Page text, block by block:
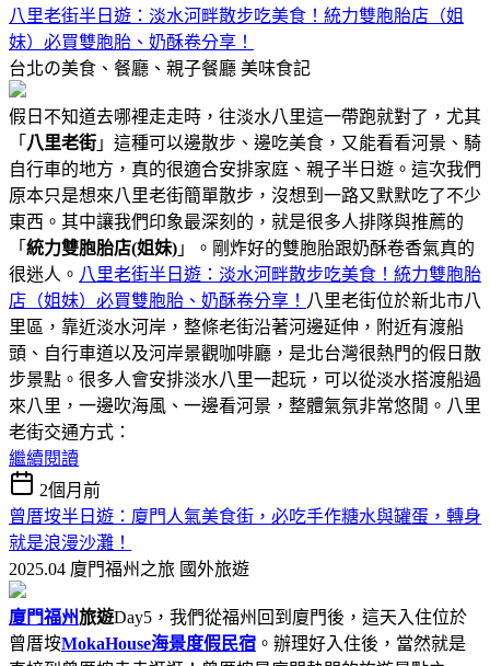
八里老街半日遊：淡水河畔散步吃美食！統力雙胞胎店（姐
妹）必買雙胞胎、奶酥卷分享！
台北の美食、餐廳、親子餐廳 美味食記
假日不知道去哪裡走走時，往淡水八里這一帶跑就對了，尤其
「 八里老街 」這種可以邊散步、邊吃美食，又能看看河景、騎
自行車的地方，真的很適合安排家庭、親子半日遊。這次我們
原本只是想來八里老街簡單散步，沒想到一路又默默吃了不少
東西。其中讓我們印象最深刻的，就是很多人排隊與推薦的
「 統力雙胞胎店(姐妹) 」。剛炸好的雙胞胎跟奶酥卷香氣真的
很迷人。 八里老街半日遊：淡水河畔散步吃美食！統力雙胞胎
店（姐妹）必買雙胞胎、奶酥卷分享！ 八里老街位於新北市八
里區，靠近淡水河岸，整條老街沿著河邊延伸，附近有渡船
頭、自行車道以及河岸景觀咖啡廳，是北台灣很熱門的假日散
步景點。很多人會安排淡水八里一起玩，可以從淡水搭渡船過
來八里，一邊吹海風、一邊看河景，整體氣氛非常悠閒。八里
老街交通方式：
繼續閱讀
2個月前
曾厝垵半日遊：廈門人氣美食街，必吃手作糖水與罐蛋，轉身
就是浪漫沙灘！
2025.04 廈門福州之旅 國外旅遊
廈門福州旅遊Day5，我們從福州回到廈門後，這天入住位於
曾厝垵MokaHouse海景度假民宿 。辦理好入住後，當然就是